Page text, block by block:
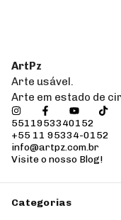
ArtPz
Arte usável.
Arte em estado de
5511953340152
+55 11 95334-0152
info@artpz.com.br
Visite o nosso Blog!
Categorias